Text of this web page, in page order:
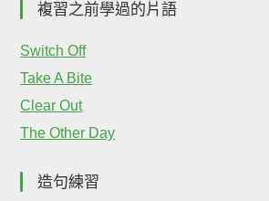
複習之前學過的片語
Switch Off
Take A Bite
Clear Out
The Other Day
造句練習